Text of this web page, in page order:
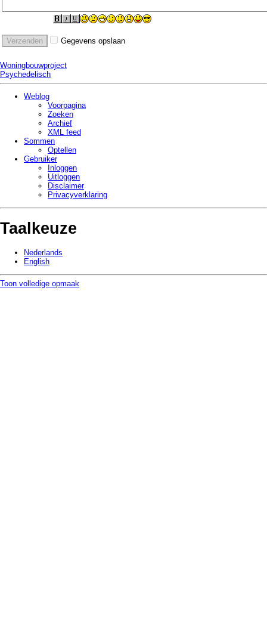
Gegevens opslaan
Woningbouwproject
Psychedelisch
Weblog
Voorpagina
Zoeken
Archief
XML feed
Sommen
Optellen
Gebruiker
Inloggen
Uitloggen
Disclaimer
Privacy­verklaring
Taalkeuze
Nederlands
English
Toon volledige opmaak